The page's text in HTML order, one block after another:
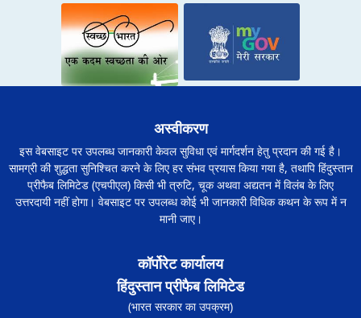
अस्वीकरण
इस वेबसाइट पर उपलब्ध जानकारी केवल सुविधा एवं मार्गदर्शन हेतु प्रदान की गई है।
सामग्री की शुद्धता सुनिश्चित करने के लिए हर संभव प्रयास किया गया है, तथापि हिंदुस्तान
प्रीफैब लिमिटेड (एचपीएल) किसी भी त्रुटि, चूक अथवा अद्यतन में विलंब के लिए
उत्तरदायी नहीं होगा। वेबसाइट पर उपलब्ध कोई भी जानकारी विधिक कथन के रूप में न
मानी जाए।
कॉर्पोरेट कार्यालय
हिंदुस्तान प्रीफैब लिमिटेड
(भारत सरकार का उपक्रम)